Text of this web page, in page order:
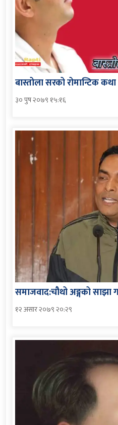
बास्तोला सरको रोमान्टिक
३० पुष २०७९ १५:१६
समाजवाद:चौथो अङ्गको साझा
१२ असार २०७९ २०:२९